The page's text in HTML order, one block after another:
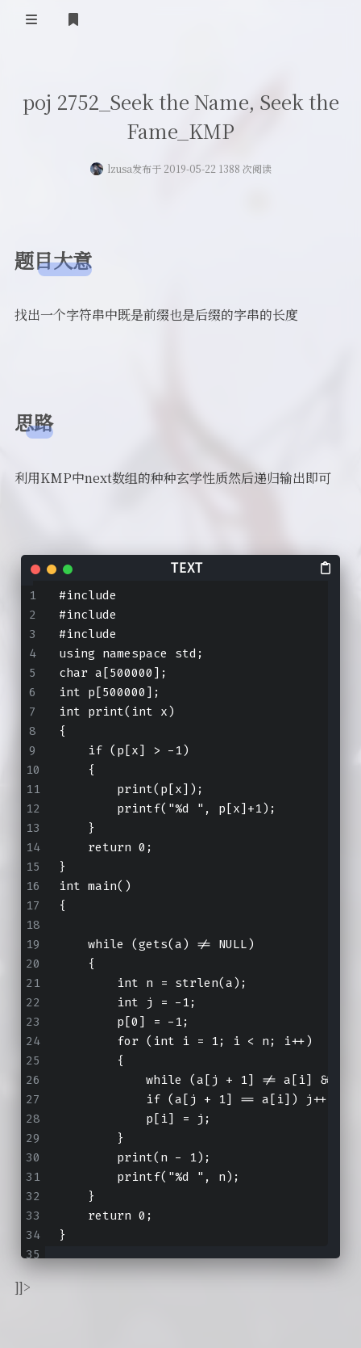
留言板
关于
poj 2752_Seek the Name, Seek the
Fame_KMP
lzusa发布于 2019-05-22 1388 次阅读
题目大意
找出一个字符串中既是前缀也是后缀的字串的长度
思路
利用KMP中next数组的种种玄学性质然后递归输出即可
#include
#include
#include
using namespace std;
char a[500000];
int p[500000];
int print(int x)
{
    if (p[x] > -1)
    {
        print(p[x]);
        printf("%d ", p[x]+1);
    }
    return 0;
}
int main()
{
    while (gets(a) != NULL)
    {
        int n = strlen(a);
        int j = -1;
        p[0] = -1;
        for (int i = 1; i < n; i++)
        {
while (a[j + 1] != a[i] && j
            if (a[j + 1] == a[i]) j++;
            p[i] = j;
        }
        print(n - 1);
        printf("%d ", n);
    }
    return 0;
}
]]>